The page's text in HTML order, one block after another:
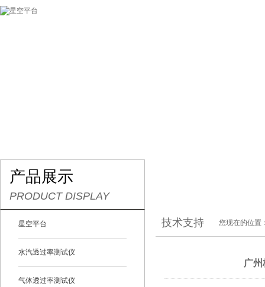
产品展示
PRODUCT DISPLAY
星空平台
水汽透过率测试仪
气体透过率测试仪
技术支持 您现在的位置
广